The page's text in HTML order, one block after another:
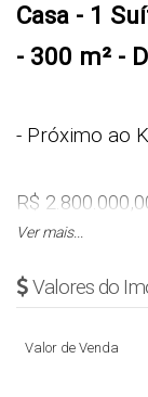
Casa - 1
- 300 m² -
- Próximo ao
R$
Ver mais...
Valores do
Valor de Venda